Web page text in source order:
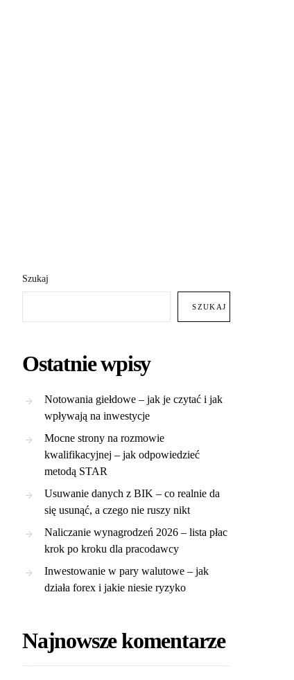
Szukaj
SZUKAJ
Ostatnie wpisy
Notowania giełdowe – jak je czytać i jak
wpływają na inwestycje
Mocne strony na rozmowie
kwalifikacyjnej – jak odpowiedzieć
metodą STAR
Usuwanie danych z BIK – co realnie da
się usunąć, a czego nie ruszy nikt
Naliczanie wynagrodzeń 2026 – lista płac
krok po kroku dla pracodawcy
Inwestowanie w pary walutowe – jak
działa forex i jakie niesie ryzyko
Najnowsze komentarze